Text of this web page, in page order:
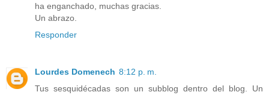
ha enganchado, muchas gracias.
Un abrazo.
Responder
Lourdes Domenech 8:12 p. m.
Tus sesquidécadas son un subblog dentro del blog. Un